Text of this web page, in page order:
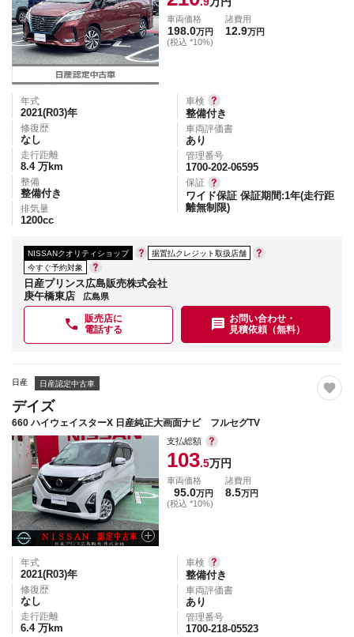
車両価格
198.0万円
(税込 *10%)
諸費用
12.9万円
年式
2021(R03)年
修復歴
なし
走行距離
8.4 万km
整備
整備付き
排気量
1200cc
車検
整備付き
車両評価書
あり
管理番号
1700-202-06595
保証
ワイド保証 保証期間:1年(走行距
離無制限)
NISSANクオリティショップ
据置払クレジット取扱店舗
今すぐ予約対象
日産プリンス広島販売株式会社
庚午橋東店
広島県
販売店に
電話する
お問い合わせ・
見積依頼（無料）
日産 日産認定中古車
デイズ
660 ハイウェイスターX 日産純正大画面ナビ フルセグTV
支払総額
103.5万円
車両価格
95.0万円
(税込 *10%)
諸費用
8.5万円
年式
2021(R03)年
修復歴
なし
走行距離
6.4 万km
車検
整備付き
車両評価書
あり
管理番号
1700-218-05523